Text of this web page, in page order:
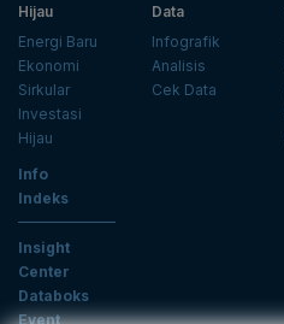
Hijau
Energi Baru
Ekonomi
Sirkular
Investasi
Hijau
Data
Infografik
Analisis
Cek Data
Info
Indeks
Insight
Center
Databoks
Event